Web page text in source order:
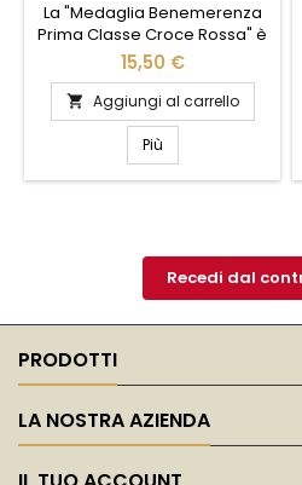
La "Medaglia Benemerenza
Prima Classe Croce Rossa" è
un simbolo di eccellenza e
dedizione umanitaria.
Realizzata con materiali di
alta qualità, questa medaglia
rappresenta un
riconoscimento prestigioso
per coloro che hanno
servizio alla comunità. Il suo
design elegante e raffinato
riflette l'onore e il...
15,50 €
 Aggiungi al carrello
Più
Recedi dal
PRODOTTI
LA NOSTRA AZIENDA